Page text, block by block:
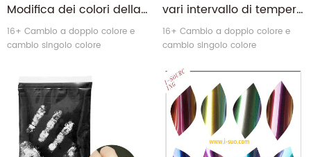
Modifica dei colori della temperatura organica Termochromico Pigmento blu per i vestiti
16+ Cambio a doppio colore e
cambio singolo colore
vari intervallo di temperatura Termochromico Polvere di pigmento attivato a temperatura per pelle
16+ Cambio a doppio colore e
cambio singolo colore